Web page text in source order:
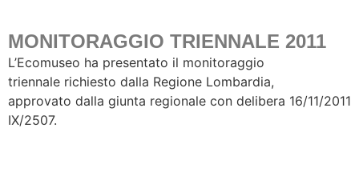
MONITORAGGIO TRIENNALE 2011
L’Ecomuseo ha presentato il monitoraggio
triennale richiesto dalla Regione Lombardia,
approvato dalla giunta regionale con delibera 16/11/2011
IX/2507.